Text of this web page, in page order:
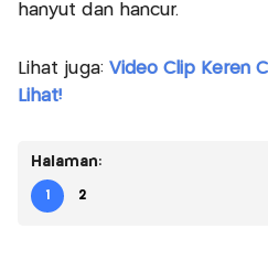
hanyut dan hancur.
Lihat juga: Video Clip Keren
Lihat!
Halaman:
1 2